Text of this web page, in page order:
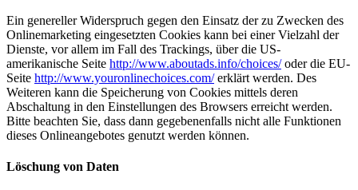
Ein genereller Widerspruch gegen den Einsatz der zu Zwecken des
Onlinemarketing eingesetzten Cookies kann bei einer Vielzahl der
Dienste, vor allem im Fall des Trackings, über die US-
amerikanische Seite http://www.aboutads.info/choices/oder die EU-
Seite http://www.youronlinechoices.com/erklärt werden. Des
Weiteren kann die Speicherung von Cookies mittels deren
Abschaltung in den Einstellungen des Browsers erreicht werden.
Bitte beachten Sie, dass dann gegebenenfalls nicht alle Funktionen
dieses Onlineangebotes genutzt werden können.
Löschung von Daten